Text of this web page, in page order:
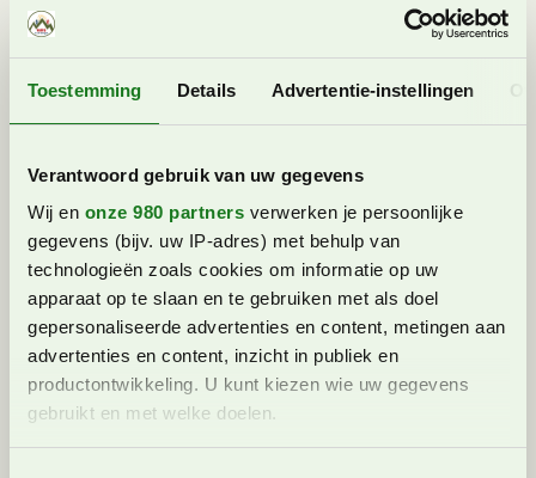
Toestemming Details Advertentie-instellingen
Verantwoord gebruik van uw gegevens
Wij en onze 980 partners verwerken je persoonlijke
gegevens (bijv. uw IP-adres) met behulp van
technologieën zoals cookies om informatie op uw
apparaat op te slaan en te gebruiken met als doel
gepersonaliseerde advertenties en content, metingen aan
advertenties en content, inzicht in publiek en
productontwikkeling. U kunt kiezen wie uw gegevens
gebruikt en met welke doelen.
over een kleine jachthaven.
Blog Campofelice Camping Village
Staanplaatsen en
huuraccommodaties
Zoals je bij een 5-sterrencamping mag verwacht kan je
ook bij Campofelice Camping Village kiezen uit diverse
staanplaatsen en huuraccommodaties. Bij de
staanplaatsen kan je kiezen uit 8 soorten, variërend in
de grootte van 52-72 m2 (de Small staanplaats) tot aan
de 114 m2 grote Standaard staanplaatsen. Ook zijn er
extra lange staanplaatsen (de Comfort XXL staanplaats)
waar je een camper met een lengte tot 12 meter op